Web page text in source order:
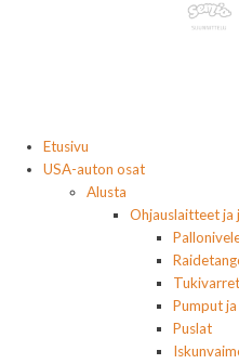
Etusivu
USA-auton osat
Alusta
Ohjauslaitteet ja
Tukivarret
Pumput
Puslat